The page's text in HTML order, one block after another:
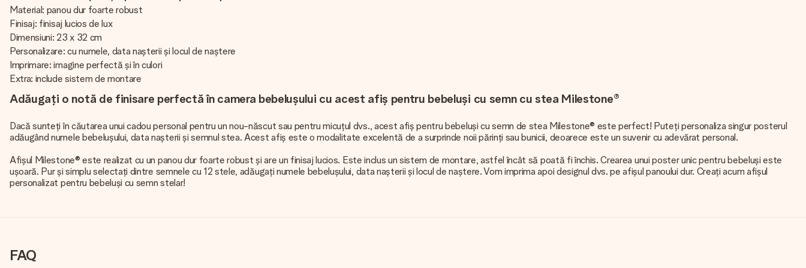
Material: panou dur foarte robust
Finisaj: finisaj lucios de lux
Dimensiuni: 23 x 32 cm
Personalizare: cu numele, data nașterii și locul de naștere
Imprimare: imagine perfectă și în culori
Extra: include sistem de montare
Adăugați o notă de finisare perfectă în camera bebelușului cu acest afiș pentru bebeluși cu semn cu stea Milestone®
Dacă sunteți în căutarea unui cadou personal pentru un nou-născut sau pentru micuțul dvs., acest afiș pentru bebeluși cu semn de stea Milestone® este perfect! Puteți personaliza singur posterul
adăugând numele bebelușului, data nașterii și semnul stea. Acest afiș este o modalitate excelentă de a surprinde noii părinți sau bunicii, deoarece este un suvenir cu adevărat personal.
Afișul Milestone® este realizat cu un panou dur foarte robust și are un finisaj lucios. Este inclus un sistem de montare, astfel încât să poată fi închis. Crearea unui poster unic pentru bebeluși este
ușoară. Pur și simplu selectați dintre semnele cu 12 stele, adăugați numele bebelușului, data nașterii și locul de naștere. Vom imprima apoi designul dvs. pe afișul panoului dur. Creați acum afișul
personalizat pentru bebeluși cu semn stelar!
FAQ